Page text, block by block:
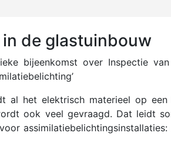
de glastuinbouw
bijeenkomst over Inspectie
al het elektrisch materieel op een
ook veel gevraagd. Dat leidt